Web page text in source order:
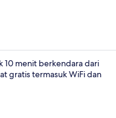
10 menit berkendara dari
gratis termasuk WiFi dan